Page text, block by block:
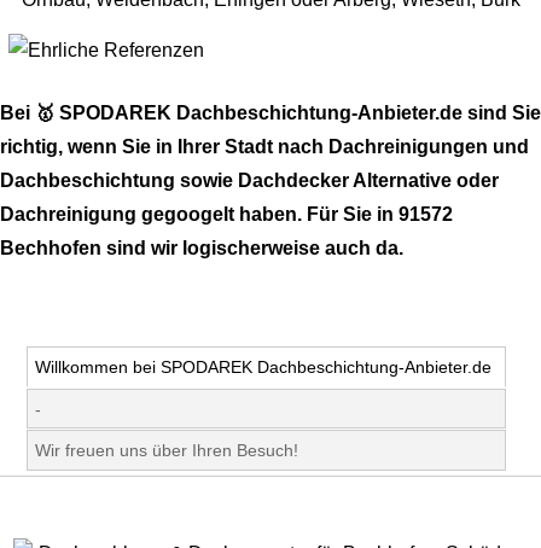
Bei 🥇 SPODAREK Dachbeschichtung-Anbieter.de sind Sie
richtig, wenn Sie in Ihrer Stadt nach Dachreinigungen und
Dachbeschichtung sowie Dachdecker Alternative oder
Dachreinigung gegoogelt haben. Für Sie in 91572
Bechhofen sind wir logischerweise auch da.
Willkommen bei SPODAREK Dachbeschichtung-Anbieter.de
-
Wir freuen uns über Ihren Besuch!